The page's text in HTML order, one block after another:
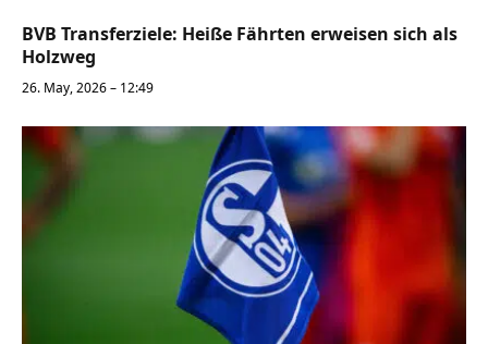
BVB Transferziele: Heiße Fährten erweisen sich als
Holzweg
26. May, 2026 – 12:49